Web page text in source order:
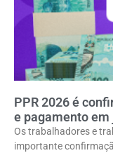
PPR 2026 é
e pagamento em
Os trabalhadores e
importante